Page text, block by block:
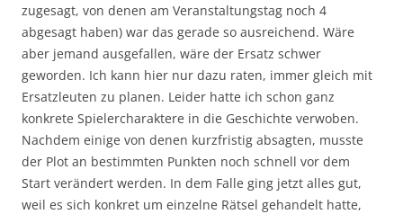
zugesagt, von denen am Veranstaltungstag noch 4
abgesagt haben) war das gerade so ausreichend. Wäre
aber jemand ausgefallen, wäre der Ersatz schwer
geworden. Ich kann hier nur dazu raten, immer gleich mit
Ersatzleuten zu planen. Leider hatte ich schon ganz
konkrete Spielercharaktere in die Geschichte verwoben.
Nachdem einige von denen kurzfristig absagten, musste
der Plot an bestimmten Punkten noch schnell vor dem
Start verändert werden. In dem Falle ging jetzt alles gut,
weil es sich konkret um einzelne Rätsel gehandelt hatte,